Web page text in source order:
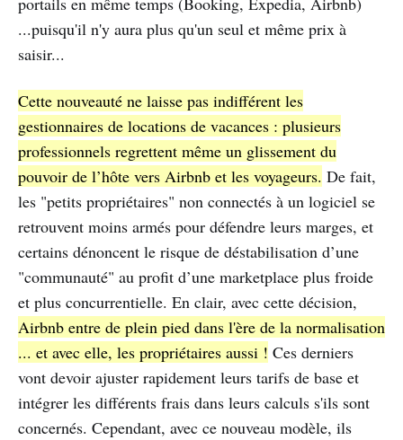
...puisqu'il n'y aura plus qu'un seul et même prix à
saisir...
Cette nouveauté ne laisse pas indifférent les
gestionnaires de locations de vacances : plusieurs
professionnels regrettent même un glissement du
pouvoir de l’hôte vers Airbnb et les voyageurs. De fait,
les "petits propriétaires" non connectés à un logiciel se
retrouvent moins armés pour défendre leurs marges, et
certains dénoncent le risque de déstabilisation d’une
"communauté" au profit d’une marketplace plus froide
et plus concurrentielle. En clair, avec cette décision,
Airbnb entre de plein pied dans l'ère de la normalisation
... et avec elle, les propriétaires aussi ! Ces derniers
vont devoir ajuster rapidement leurs tarifs de base et
intégrer les différents frais dans leurs calculs s'ils sont
concernés. Cependant, avec ce nouveau modèle, ils